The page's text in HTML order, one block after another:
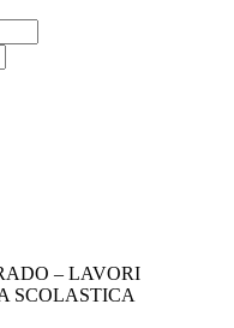
– LAVORI
SCOLASTICA